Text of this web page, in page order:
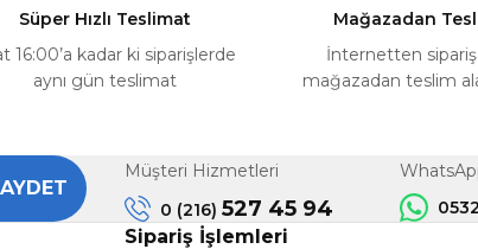
Gönder
Süper Hızlı Teslimat
16:00’a kadar ki siparişlerde
aynı gün teslimat
Mağazadan
İnternetten
mağazadan teslim
Müşteri Hizmetleri
0 (216) 527 45 94
Sipariş İşlemleri